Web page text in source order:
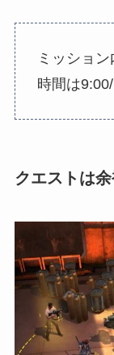
ミッショ
時間は
クエストは